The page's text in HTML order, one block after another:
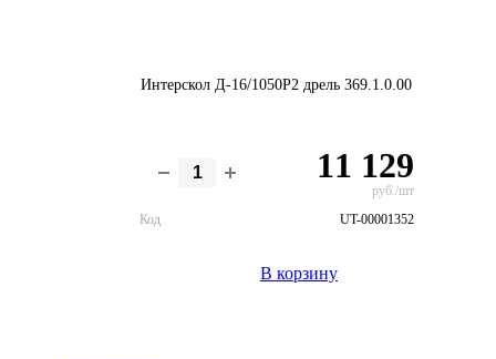
Интерскол Д-16/1050Р2 дрель 369.1.0.00
11 129
руб./шт
Код
UT-00001352
В корзину